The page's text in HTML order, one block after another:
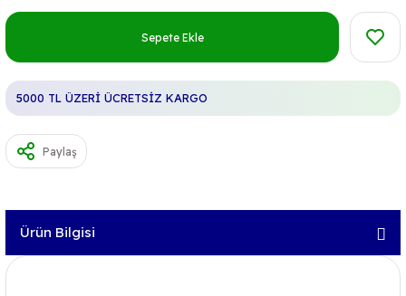
Sepete Ekle
5000 TL ÜZERİ ÜCRETSİZ KARGO
Paylaş
Ürün Bilgisi